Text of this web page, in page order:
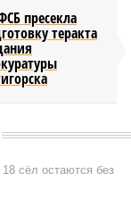
пресекла
теракта
сёл остаются без